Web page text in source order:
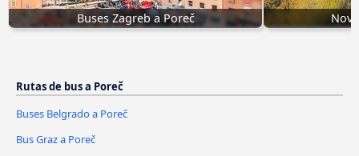
Buses Zagreb a Poreč
Rutas de bus a Poreč
Buses Belgrado a Poreč
Bus Graz a Poreč